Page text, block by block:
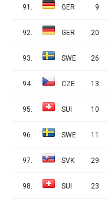
91. GER 9
92. GER 20
93. SWE 26
94. CZE 13
95. SUI 10
96. SWE 11
97. SVK 29
98. SUI 23